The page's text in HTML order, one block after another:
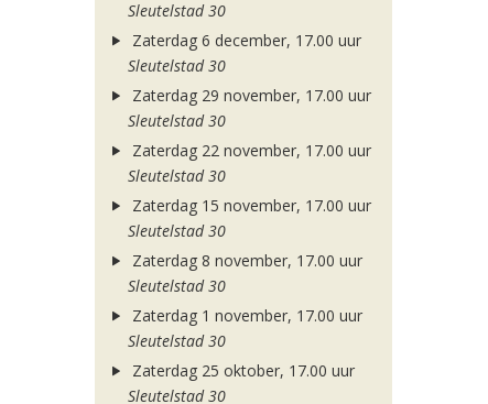
Sleutelstad 30
Zaterdag 6 december, 17.00 uur
Sleutelstad 30
Zaterdag 29 november, 17.00 uur
Sleutelstad 30
Zaterdag 22 november, 17.00 uur
Sleutelstad 30
Zaterdag 15 november, 17.00 uur
Sleutelstad 30
Zaterdag 8 november, 17.00 uur
Sleutelstad 30
Zaterdag 1 november, 17.00 uur
Sleutelstad 30
Zaterdag 25 oktober, 17.00 uur
Sleutelstad 30